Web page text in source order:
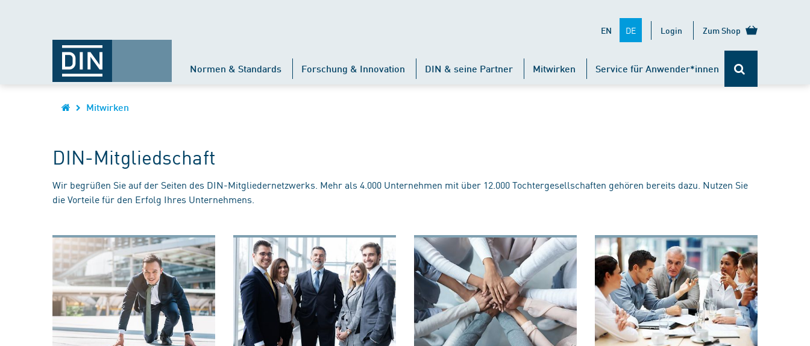
EN DE Login Zum Shop
Normen & Standards Forschung & Innovation DIN & seine Partner Mitwirken Service für Anwender*innen
Mitwirken
DIN-Mitgliedschaft
Wir begrüßen Sie auf der Seiten des DIN-Mitgliedernetzwerks. Mehr als 4.000 Unternehmen mit über 12.000 Tochtergesellschaften gehören bereits dazu. Nutzen Sie
die Vorteile für den Erfolg Ihres Unternehmens.